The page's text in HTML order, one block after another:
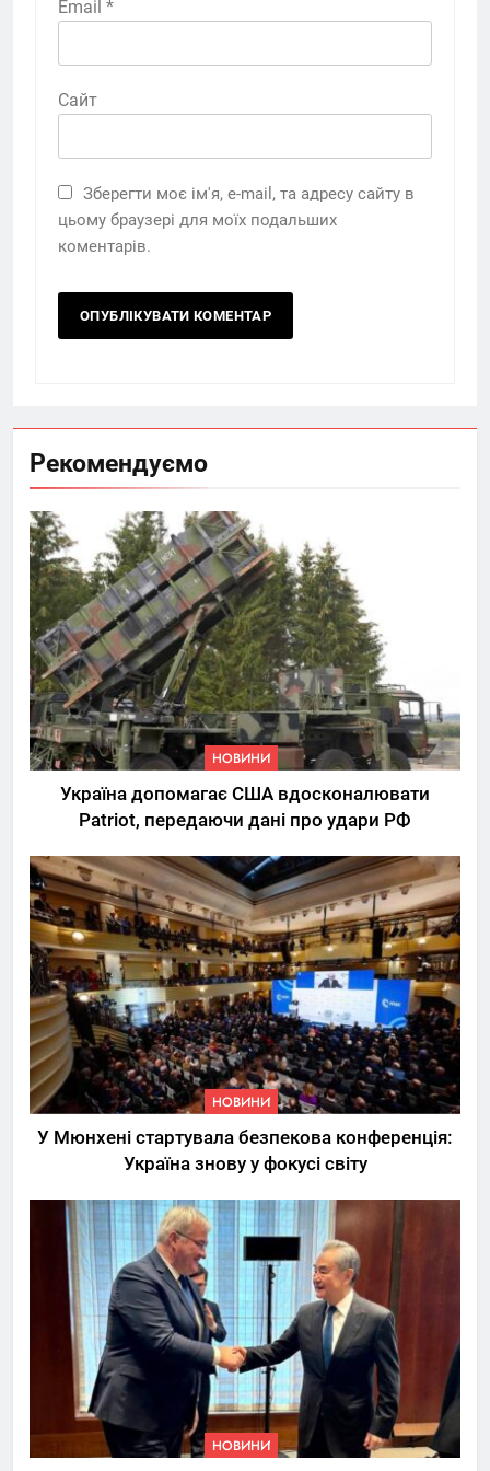
Email *
Сайт
Зберегти моє ім'я, e-mail, та адресу сайту в
цьому браузері для моїх подальших
коментарів.
Рекомендуємо
НОВИНИ
Україна допомагає США вдосконалювати
Patriot, передаючи дані про удари РФ
НОВИНИ
У Мюнхені стартувала безпекова конференція:
Україна знову у фокусі світу
НОВИНИ
5
Трамп вимагає від
Зеленського активних кроків
у мирному процесі
НОВИНИ
КМДА заявила про параліч